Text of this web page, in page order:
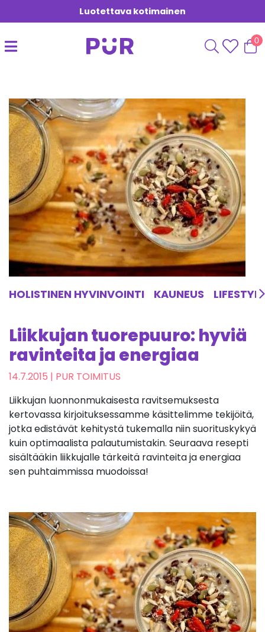
Luotettava kotimainen
0
HOLISTINEN HYVINVOINTI KAUNEUS LIFESTYLE
Liikkujan tuorepuuro: hyviä
ravinteita ja energiaa
14.7.2015 | PUR TOIMITUS
Liikkujan luonnonmukaisesta ravitsemuksesta
kertovassa kirjoituksessamme käsittelimme tekijöitä,
jotka edistävät kehitystä tukemalla niin suorituskykyä
kuin optimaalista palautumistakin. Seuraava resepti
sisältääkin liikkujalle tärkeitä ravinteita ja energiaa
sen puhtaimmissa muodoissa!